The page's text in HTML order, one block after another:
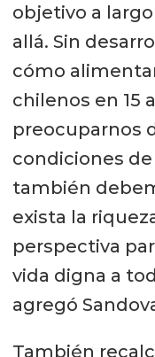
objetivo a
allá. Sin
cómo
chilenos en 15
preocuparnos
condiciones
también
exista la
perspectiva
vida digna a
agregó
También